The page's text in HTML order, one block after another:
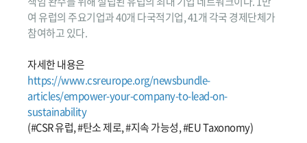
여 유럽의 주요기업과 40개 다국적기업, 41개 각국 경제단체가
참여하고 있다.
자세한 내용은
https://www.csreurope.org/newsbundle-
articles/empower-your-company-to-lead-on-
sustainability
(#CSR 유럽, #탄소 제로, #지속 가능성, #EU Taxonomy)